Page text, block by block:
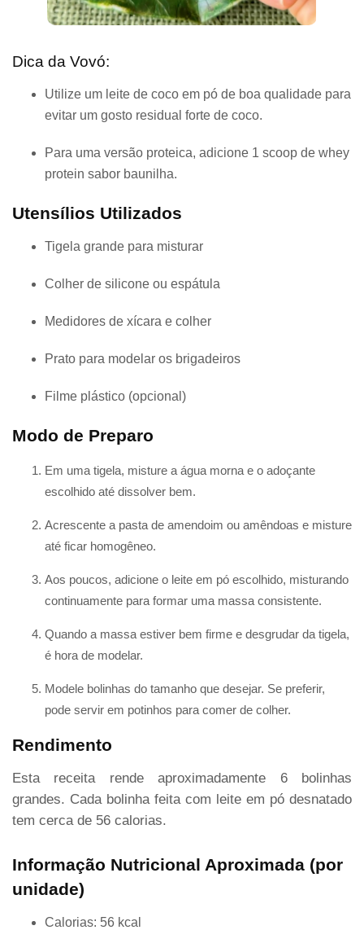
Dica da Vovó:
Utilize um leite de coco em pó de boa qualidade para
evitar um gosto residual forte de coco.
Para uma versão proteica, adicione 1 scoop de whey
protein sabor baunilha.
Utensílios Utilizados
Tigela grande para misturar
Colher de silicone ou espátula
Medidores de xícara e colher
Prato para modelar os brigadeiros
Filme plástico (opcional)
Modo de Preparo
Em uma tigela, misture a água morna e o adoçante
escolhido até dissolver bem.
Acrescente a pasta de amendoim ou amêndoas e misture
até ficar homogêneo.
Aos poucos, adicione o leite em pó escolhido, misturando
continuamente para formar uma massa consistente.
Quando a massa estiver bem firme e desgrudar da tigela,
é hora de modelar.
Modele bolinhas do tamanho que desejar. Se preferir,
pode servir em potinhos para comer de colher.
Rendimento
Esta receita rende aproximadamente 6 bolinhas
grandes. Cada bolinha feita com leite em pó desnatado
tem cerca de 56 calorias.
Informação Nutricional Aproximada (por
unidade)
Calorias: 56 kcal